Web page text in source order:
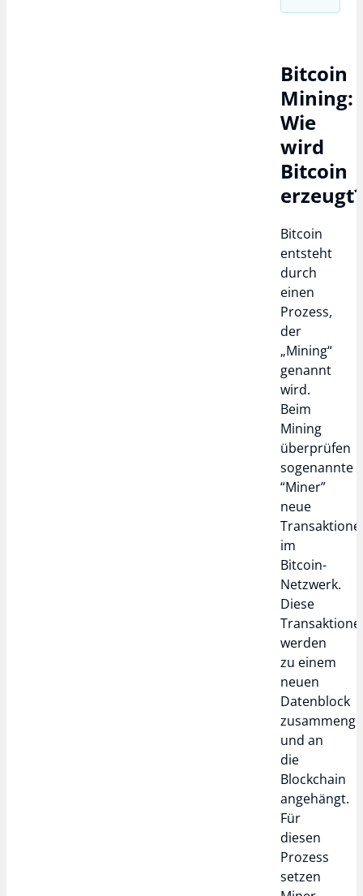
Bitcoin
Mining:
Wie
wird
Bitcoin
Bitcoin
entsteht
durch
einen
Prozess,
der
„Mining“
genannt
wird.
Beim
Mining
überprüfen
sogenannte
“Miner”
neue
im
Bitcoin-
Netzwerk.
Diese
werden
zu einem
neuen
Datenblock
und an
die
Blockchain
angehängt.
Für
diesen
Prozess
setzen